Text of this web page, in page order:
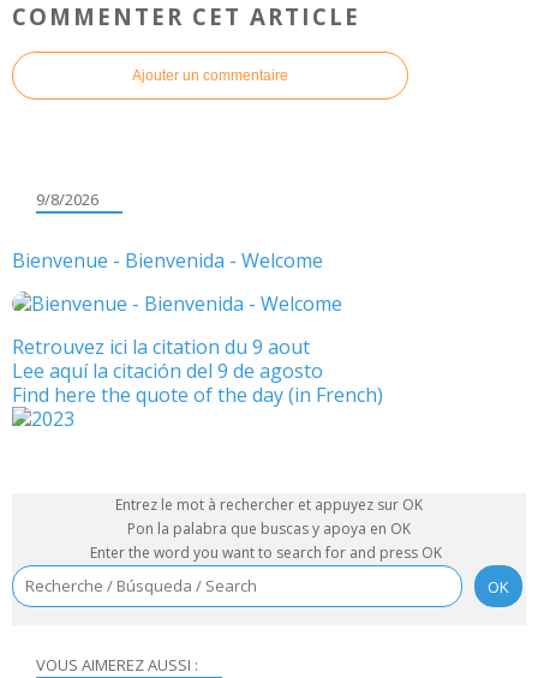
COMMENTER CET ARTICLE
Ajouter un commentaire
VOUS AIMEREZ AUSSI :
9/8/2026
Bienvenue - Bienvenida - Welcome
Retrouvez ici la citation du 9 aout
Lee aquí la citación del 9 de agosto
Find here the quote of the day (in French)
Entrez le mot à rechercher et appuyez sur OK
Pon la palabra que buscas y apoya en OK
Enter the word you want to search for and press OK